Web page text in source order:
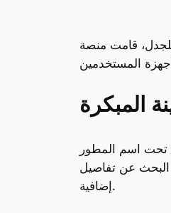
المبكرة
البحث عن تفاصيل
إضافية.